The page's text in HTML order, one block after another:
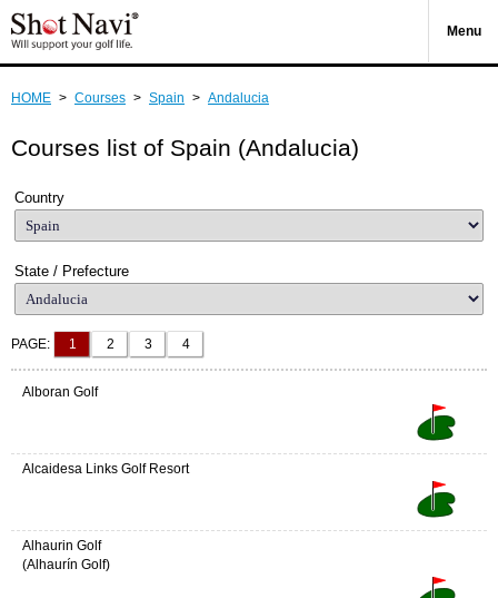
Menu
HOME > Courses > Spain > Andalucia
Courses list of Spain (Andalucia)
Country
State / Prefecture
PAGE: 1 2 3 4
Alboran Golf
Alcaidesa Links Golf Resort
Alhaurin Golf
(Alhaurín Golf)